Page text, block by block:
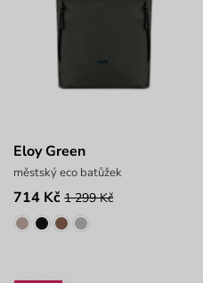
Eloy Green
městský eco batůžek
714 Kč 1 299 Kč